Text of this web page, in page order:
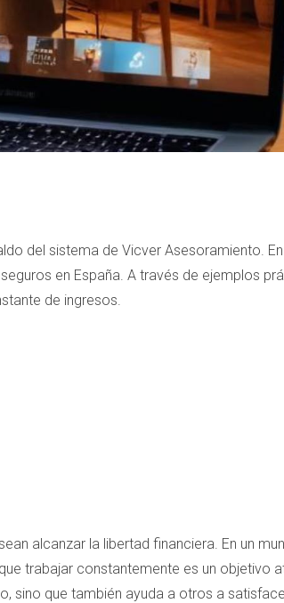
del sistema de Vicver Asesoramiento.
en España. A través de ejemplos
de ingresos.
alcanzar la libertad financiera. En un
trabajar constantemente es un objetivo
sino que también ayuda a otros a